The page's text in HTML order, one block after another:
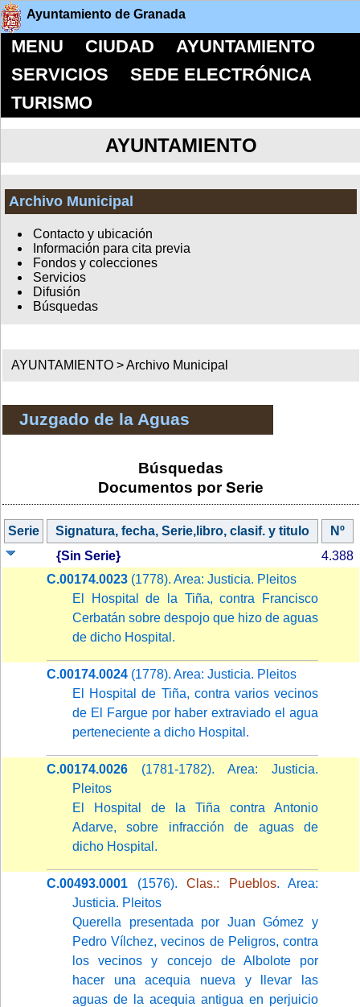
Ayuntamiento de Granada
MENU CIUDAD
AYUNTAMIENTO
SERVICIOS
SEDE ELECTRÓNICA
TURISMO
AYUNTAMIENTO
Archivo Municipal
Contacto y ubicación
Información para cita previa
Fondos y colecciones
Servicios
Difusión
Búsquedas
AYUNTAMIENTO >Archivo Municipal
Juzgado de la Aguas
Búsquedas
Documentos por Serie
Serie Signatura, fecha, Serie,libro, clasif. y titulo
Nº
{Sin Serie}
4.388
C.00174.0023 (1778). Area: Justicia. Pleitos
El Hospital de la Tiña, contra Francisco
Cerbatán sobre despojo que hizo de aguas
de dicho Hospital.
C.00174.0024 (1778). Area: Justicia. Pleitos
El Hospital de Tiña, contra varios vecinos
de El Fargue por haber extraviado el agua
perteneciente a dicho Hospital.
C.00174.0026 (1781-1782). Area: Justicia.
Pleitos
El Hospital de la Tiña contra Antonio
Adarve, sobre infracción de aguas de
dicho Hospital.
C.00493.0001 (1576). Clas.: Pueblos. Area:
Justicia. Pleitos
Querella presentada por Juan Gómez y
Pedro Vílchez, vecinos de Peligros, contra
los vecinos y concejo de Albolote por
hacer una acequia nueva y llevar las
aguas de la acequia antigua en perjuicio